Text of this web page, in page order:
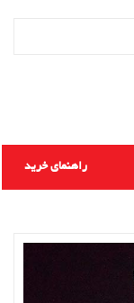
راهنمای خرید